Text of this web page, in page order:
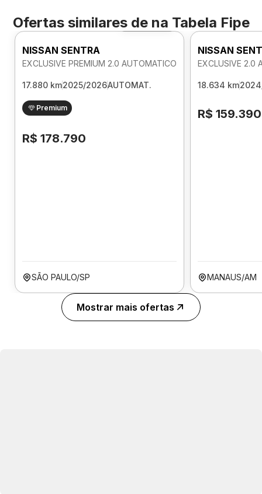
Ofertas similares de na Tabela Fipe
Foto 360º
NISSAN SENTRA
EXCLUSIVE PREMIUM 2.0 AUTOMATICO
17.880 km2025/2026AUTOMAT.
Premium
R$ 178.790
SÃO PAULO/SP
NISSAN
EXCLUSIVE 2.0
18.634 km
R$ 159.390
MANAUS/AM
Mostrar mais ofertas